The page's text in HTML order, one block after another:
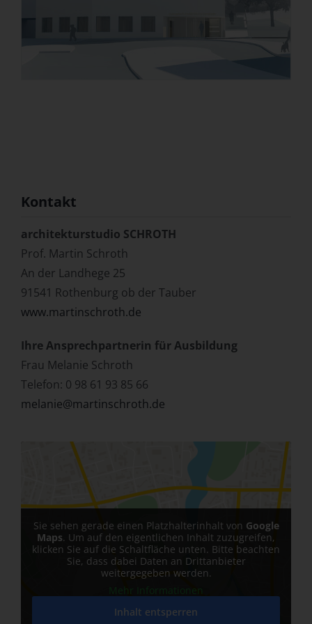
Kontakt
architekturstudio SCHROTH
Prof. Martin Schroth
An der Landhege 25
91541 Rothenburg ob der Tauber
www.martinschroth.de
Ihre Ansprechpartnerin für Ausbildung
Frau Melanie Schroth
Telefon: 0 98 61 93 85 66
melanie@martinschroth.de
Sie sehen gerade einen Platzhalterinhalt von Google
Maps. Um auf den eigentlichen Inhalt zuzugreifen,
klicken Sie auf die Schaltfläche unten. Bitte beachten
Sie, dass dabei Daten an Drittanbieter
weitergegeben werden.
Mehr Informationen
Inhalt entsperren